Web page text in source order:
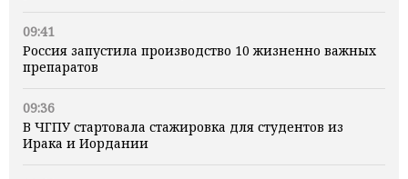
09:41
Россия запустила производство 10 жизненно важных
препаратов
09:36
В ЧГПУ стартовала стажировка для студентов из
Ирака и Иордании